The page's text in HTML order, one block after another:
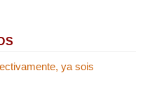
ya sois